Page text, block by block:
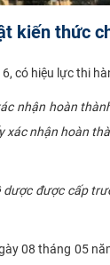
kiến thức
có hiệu lực thi
nhận hoàn
nhận hoàn
được cấp
08 tháng 05